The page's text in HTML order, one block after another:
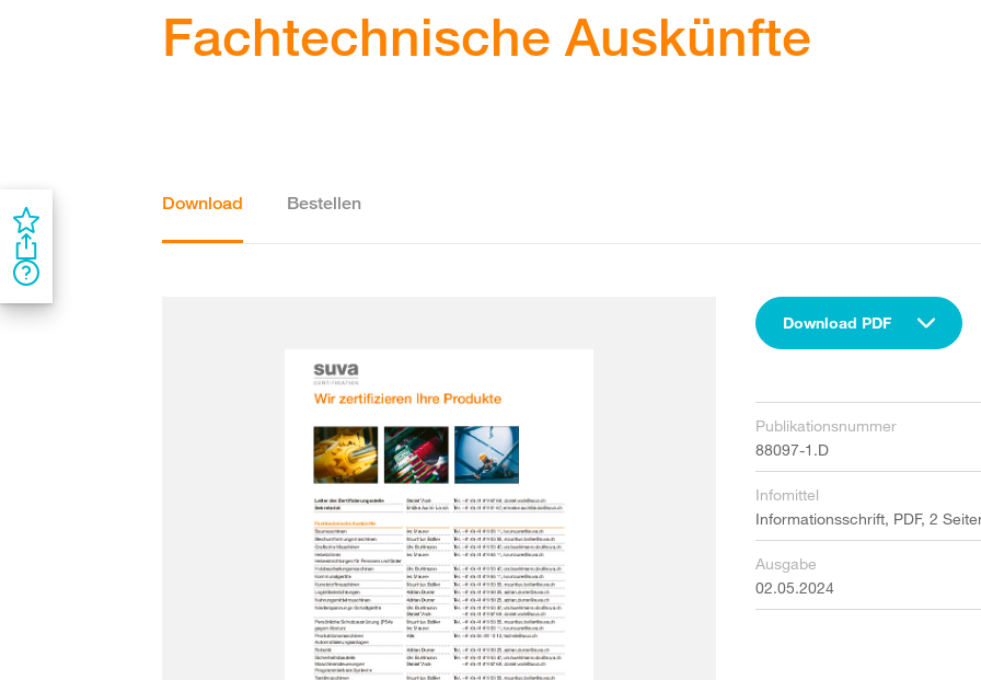
Fachtechnische Auskünfte
Download Bestellen
Download PDF
Publikationsnummer
88097-1.D
Infomittel
Informationsschrift, PDF, 2
Ausgabe
02.05.2024